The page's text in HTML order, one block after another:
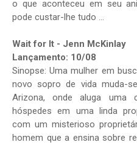
o que aconteceu em seu
pode custar-lhe tudo ...
Wait for It - Jenn McKinlay
Lançamento: 10/08
Sinopse: Uma mulher em
novo sopro de vida muda-
Arizona, onde aluga uma
hóspedes em uma linda
com um misterioso
homem que a ensina sobre